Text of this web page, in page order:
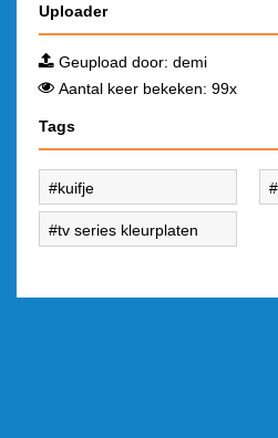
Uploader
Geupload door: demi
Aantal keer bekeken: 99x
Tags
kuifje
tv series kleurplaten